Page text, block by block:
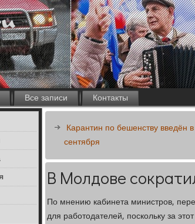
Все записи
Контакты
Карантин по бешенству введён
сентября
В Молдове
По мнению кабинета министров,
для работодателей, поскольку за